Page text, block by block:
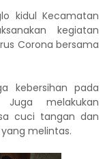
kidul Kecamatan
kegiatan
Corona bersama
kebersihan pada
melakukan
cuci tangan dan
melintas.